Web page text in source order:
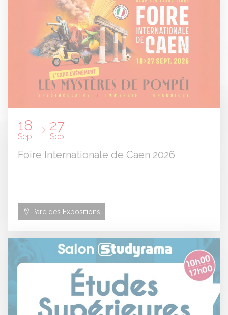
18
Sep
27
Sep
Foire Internationale de Caen 2026
Parc des Expositions